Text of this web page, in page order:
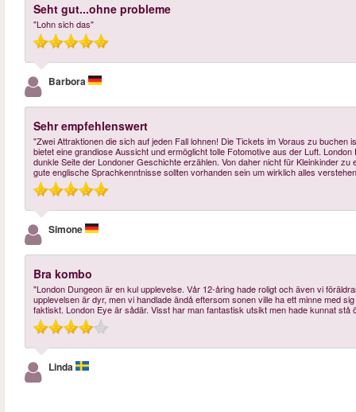
Seht gut...ohne probleme
"Lohn sich das"
Barbora
Sehr empfehlenswert
"Zwei Attraktionen die sich auf jeden Fall lohnen! Die Tickets im Voraus zu
bietet eine grandiose Aussicht und ermöglicht tolle Fotomotive aus der Luft.
dunkle Seite der Londoner Geschichte erzählen. Von daher nicht für Kleinkinder
gute englische Sprachkenntnisse sollten vorhanden sein um wirklich alles
Simone
Bra kombo
"London Dungeon är en kul upplevelse. Vår 12-åring hade roligt och även vi
upplevelsen är dyr, men vi handlade ändå eftersom sonen ville ha ett minne med
faktiskt. London Eye är sådär. Visst har man fantastisk utsikt men hade kunnat stå
Linda